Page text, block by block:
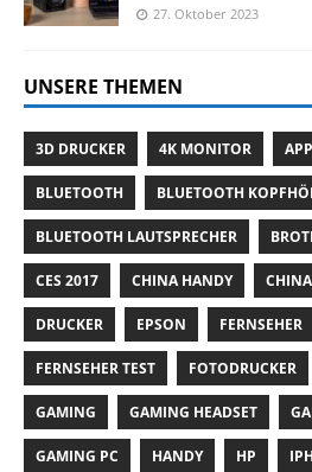
27. Oktober 2023
UNSERE THEMEN
3D DRUCKER 4K MONITOR
BLUETOOTH BLUETOOTH
BLUETOOTH LAUTSPRECHER
CES 2017 CHINA HANDY
DRUCKER EPSON FERNSEHER
FERNSEHER TEST FOTODRUCKER
GAMING GAMING HEADSET
GAMING PC HANDY HP